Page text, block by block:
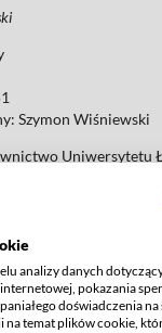
analizy danych
pokazania
doświadczenia
na temat plików cookie,
Szymon Wiśniewski
Uniwersytetu
fax: 42 66 55 86